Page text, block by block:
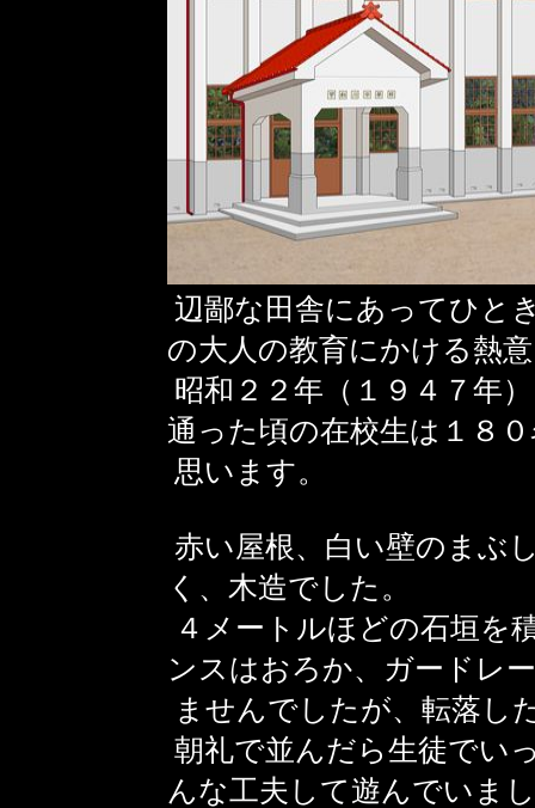
辺鄙な田舎にあってひと
の大人の教育にかける熱
昭和２２年（１９４７年
通った頃の在校生は１８
思います。
赤い屋根、白い壁のまぶ
く、木造でした。
４メートルほどの石垣を
ンスはおろか、ガードレ
ませんでしたが、転落し
朝礼で並んだら生徒でい
んな工夫して遊んでいま